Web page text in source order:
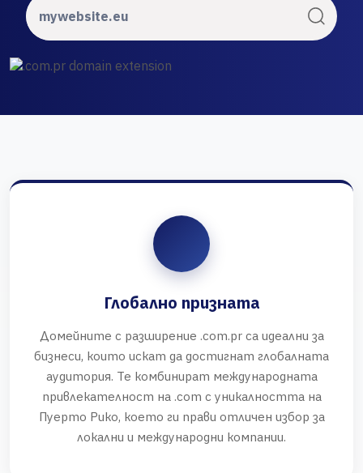
Глобално призната
Домейните с разширение .com.pr са идеални за
бизнеси, които искат да достигнат глобалната
аудитория. Те комбинират международната
привлекателност на .com с уникалността на
Пуерто Рико, което ги прави отличен избор за
локални и международни компании.